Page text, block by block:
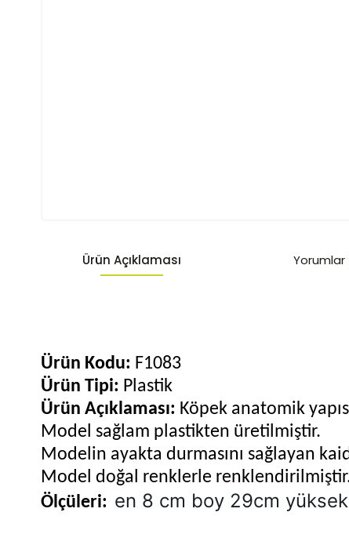
Ürün Açıklaması Yorumlar
Ürün Kodu: F1083
Ürün Tipi: Plastik
Ürün Açıklaması: Köpek anatomik
Model sağlam plastikten üretilmiştir.
Modelin ayakta durmasını sağlayan
Model doğal renklerle
Ölçüleri: en 8 cm boy 29cm